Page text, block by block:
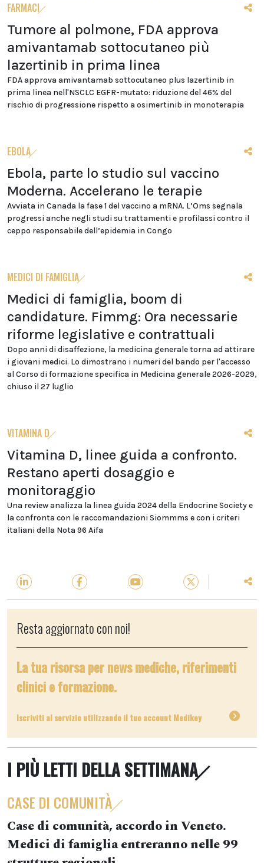
FARMACI
Tumore al polmone, FDA approva
amivantamab sottocutaneo più
lazertinib in prima linea
FDA approva amivantamab sottocutaneo plus lazertinib in
prima linea nell'NSCLC EGFR-mutato: riduzione del 46% del
rischio di progressione rispetto a osimertinib in monoterapia
EBOLA
Ebola, parte lo studio sul vaccino
Moderna. Accelerano le terapie
Avviata in Canada la fase 1 del vaccino a mRNA. L’Oms segnala
progressi anche negli studi su trattamenti e profilassi contro il
ceppo responsabile dell’epidemia in Congo
MEDICI DI FAMIGLIA
Medici di famiglia, boom di
candidature. Fimmg: Ora necessarie
riforme legislative e contrattuali
Dopo anni di disaffezione, la medicina generale torna ad attirare
i giovani medici. Lo dimostrano i numeri del bando per l'accesso
al Corso di formazione specifica in Medicina generale 2026-2029,
chiuso il 27 luglio
VITAMINA D
Vitamina D, linee guida a confronto.
Restano aperti dosaggio e
monitoraggio
Una review analizza la linea guida 2024 della Endocrine Society e
la confronta con le raccomandazioni Siommms e con i criteri
italiani della Nota 96 Aifa
Resta aggiornato con noi!
La tua risorsa per news mediche, riferimenti
clinici e formazione.
Iscriviti al servizio utilizzando il tuo account Medikey
I PIÙ LETTI DELLA SETTIMANA
CASE DI COMUNITÀ
Case di comunità, accordo in Veneto.
Medici di famiglia entreranno nelle 99